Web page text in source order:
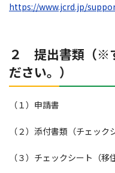
https://www.jcrd.jp/
２ 提出書類（※
ださい。）
（１）申請書
（２）添付書類（チェック
（３）チェックシート（移